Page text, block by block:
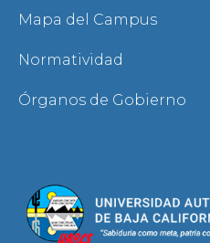
Mapa del Campus
Normatividad
Órganos de Gobierno